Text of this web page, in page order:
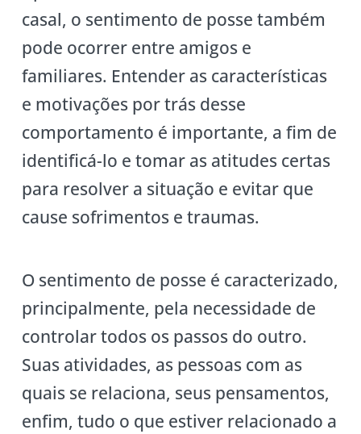
casal, o sentimento de posse também
pode ocorrer entre amigos e
familiares. Entender as características
e motivações por trás desse
comportamento é importante, a fim de
identificá-lo e tomar as atitudes certas
para resolver a situação e evitar que
cause sofrimentos e traumas.
O sentimento de posse é caracterizado,
principalmente, pela necessidade de
controlar todos os passos do outro.
Suas atividades, as pessoas com as
quais se relaciona, seus pensamentos,
enfim, tudo o que estiver relacionado a